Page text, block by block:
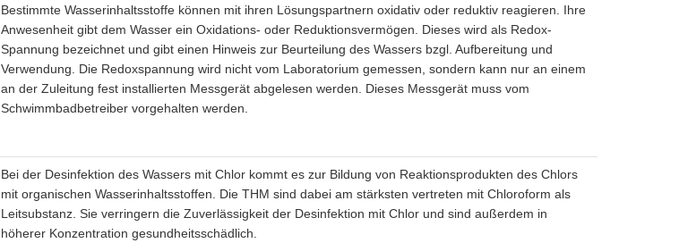
Bestimmte Wasserinhaltsstoffe können mit ihren Lösungspartnern oxidativ oder reduktiv reagieren. Ihre
Anwesenheit gibt dem Wasser ein Oxidations- oder Reduktionsvermögen. Dieses wird als Redox-
Spannung bezeichnet und gibt einen Hinweis zur Beurteilung des Wassers bzgl. Aufbereitung und
Verwendung. Die Redoxspannung wird nicht vom Laboratorium gemessen, sondern kann nur an einem
an der Zuleitung fest installierten Messgerät abgelesen werden. Dieses Messgerät muss vom
Schwimmbadbetreiber vorgehalten werden.
Bei der Desinfektion des Wassers mit Chlor kommt es zur Bildung von Reaktionsprodukten des Chlors
mit organischen Wasserinhaltsstoffen. Die THM sind dabei am stärksten vertreten mit Chloroform als
Leitsubstanz. Sie verringern die Zuverlässigkeit der Desinfektion mit Chlor und sind außerdem in
höherer Konzentration gesundheitsschädlich.